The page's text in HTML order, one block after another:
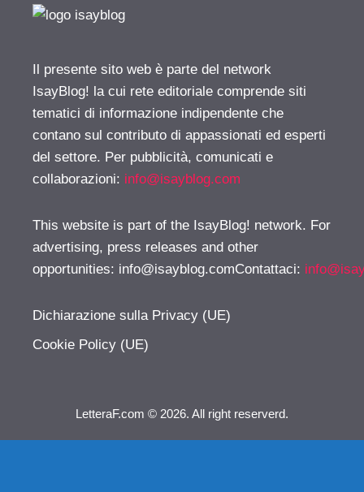
Il presente sito web è parte del network
IsayBlog! la cui rete editoriale comprende siti
tematici di informazione indipendente che
contano sul contributo di appassionati ed esperti
del settore. Per pubblicità, comunicati e
collaborazioni: info@isayblog.com
This website is part of the IsayBlog! network. For
advertising, press releases and other
opportunities: info@isayblog.comContattaci:
Dichiarazione sulla Privacy (UE)
Cookie Policy (UE)
LetteraF.com © 2026. All right reserverd.